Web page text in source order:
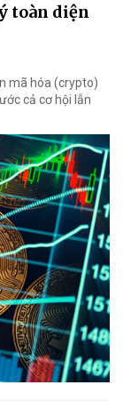
toàn diện
mã hóa (crypto)
cả cơ hội lẫn